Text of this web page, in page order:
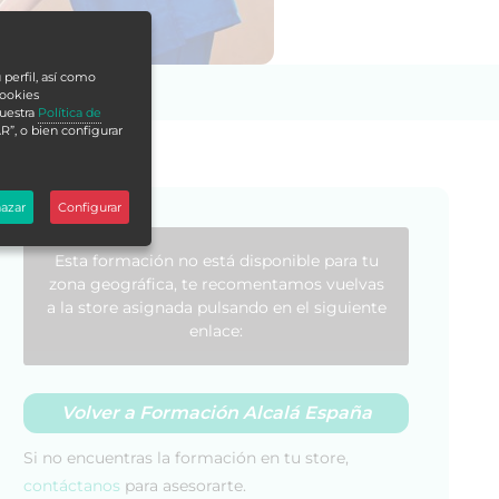
Esta formación no está disponible para tu
zona geográfica, te recomentamos vuelvas
a la store asignada pulsando en el siguiente
enlace:
Volver a Formación Alcalá España
Si no encuentras la formación en tu store,
contáctanos para asesorarte.
perfil, así como
Política de
o bien configurar
Configurar